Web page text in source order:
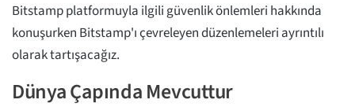
Bitstamp platformuyla ilgili güvenlik önlemleri hakkında
konuşurken Bitstamp'ı çevreleyen düzenlemeleri ayrıntılı
olarak tartışacağız.
Dünya Çapında Mevcuttur